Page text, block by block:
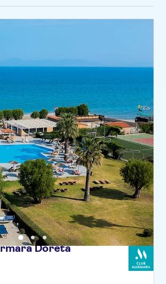
Doreta